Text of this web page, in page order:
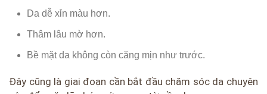
Da dễ xỉn màu hơn.
Thâm lâu mờ hơn.
Bề mặt da không còn căng mịn như trước.
Đây cũng là giai đoạn cần bắt đầu chăm sóc da chuyên